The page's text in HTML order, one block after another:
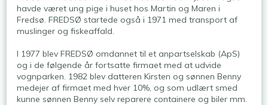
havde været ung pige i huset hos Martin og Maren i
Fredsø. FREDSØ startede også i 1971 med transport af
muslinger og fiskeaffald.
I 1977 blev FREDSØ omdannet til et anpartselskab (ApS)
og i de følgende år fortsatte firmaet med at udvide
vognparken. 1982 blev datteren Kirsten og sønnen Benny
medejer af firmaet med hver 10%, og som udlært smed
kunne sønnen Benny selv reparere containere og biler mm.​